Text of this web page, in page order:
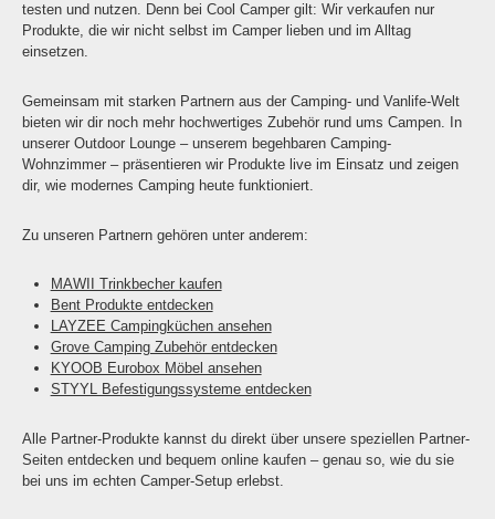
testen und nutzen. Denn bei Cool Camper gilt: Wir verkaufen nur
Produkte, die wir nicht selbst im Camper lieben und im Alltag
einsetzen.
Gemeinsam mit starken Partnern aus der Camping- und Vanlife-Welt
bieten wir dir noch mehr hochwertiges Zubehör rund ums Campen. In
unserer Outdoor Lounge – unserem begehbaren Camping-
Wohnzimmer – präsentieren wir Produkte live im Einsatz und zeigen
dir, wie modernes Camping heute funktioniert.
Zu unseren Partnern gehören unter anderem:
MAWII Trinkbecher kaufen
Bent Produkte entdecken
LAYZEE Campingküchen ansehen
Grove Camping Zubehör entdecken
KYOOB Eurobox Möbel ansehen
STYYL Befestigungssysteme entdecken
Alle Partner-Produkte kannst du direkt über unsere speziellen Partner-
Seiten entdecken und bequem online kaufen – genau so, wie du sie
bei uns im echten Camper-Setup erlebst.